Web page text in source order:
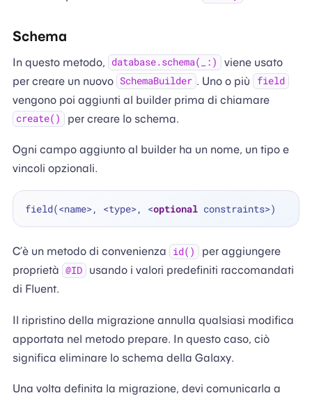
Schema
In questo metodo, database.schema(_:)
viene usato
per creare un nuovo SchemaBuilder . Uno o più field
vengono poi aggiunti al builder prima di chiamare
create() per creare lo schema.
Ogni campo aggiunto al builder ha un nome, un tipo e
vincoli opzionali.
field(<name>, <type>, <optional constraints>
C’è un metodo di convenienza id()
per aggiungere
proprietà @ID
usando i valori predefiniti raccomandati
di Fluent.
Il ripristino della migrazione annulla qualsiasi modifica
apportata nel metodo prepare. In questo caso, ciò
significa eliminare lo schema della Galaxy.
Una volta definita la migrazione, devi comunicarla a